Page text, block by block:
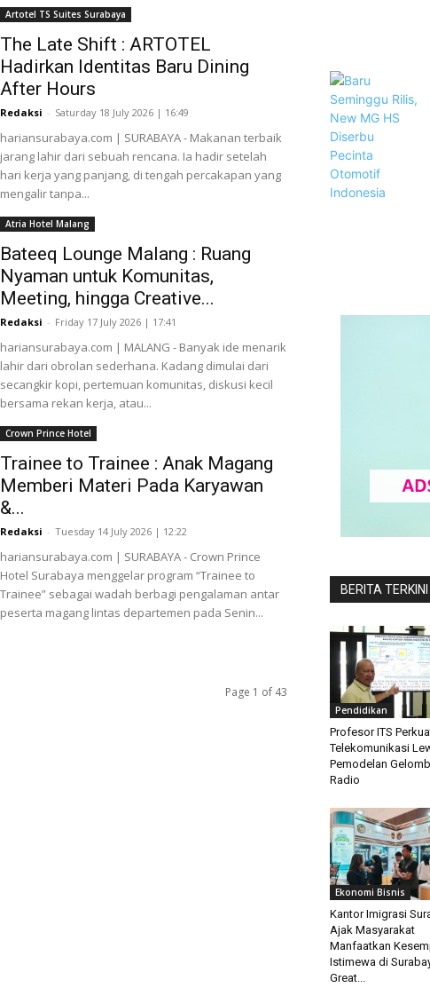
Artotel TS Suites Surabaya
The Late Shift : ARTOTEL
Hadirkan Identitas Baru Dining
After Hours
Redaksi - Saturday 18 July 2026 | 16:49
hariansurabaya.com | SURABAYA - Makanan terbaik
jarang lahir dari sebuah rencana. Ia hadir setelah
hari kerja yang panjang, di tengah percakapan yang
mengalir tanpa...
Atria Hotel Malang
Bateeq Lounge Malang : Ruang
Nyaman untuk Komunitas,
Meeting, hingga Creative...
Redaksi - Friday 17 July 2026 | 17:41
hariansurabaya.com | MALANG - Banyak ide menarik
lahir dari obrolan sederhana. Kadang dimulai dari
secangkir kopi, pertemuan komunitas, diskusi kecil
bersama rekan kerja, atau...
Crown Prince Hotel
Trainee to Trainee : Anak Magang
Memberi Materi Pada Karyawan
&...
Redaksi - Tuesday 14 July 2026 | 12:22
hariansurabaya.com | SURABAYA - Crown Prince
Hotel Surabaya menggelar program “Trainee to
Trainee” sebagai wadah berbagi pengalaman antar
peserta magang lintas departemen pada Senin...
Page 1 of 43
BERITA TERKINI
Pendidikan
Profesor ITS
Telekomunikasi
Pemodelan
Radio
Ekonomi Bisnis
Kantor Imigrasi
Ajak Masyarakat
Manfaatkan
Istimewa di
Great...